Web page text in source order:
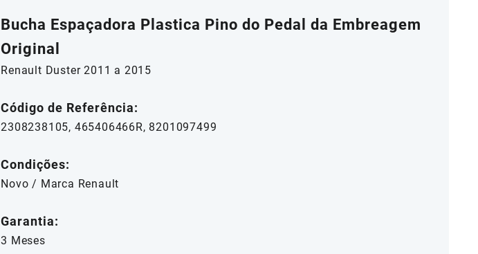
-
quantidade
Bucha Espaçadora Plastica Pino do Pedal da Embreagem
Original
Renault Duster 2011 a 2015
Código de Referência:
2308238105, 465406466R, 8201097499
Condições:
Novo / Marca Renault
Garantia:
3 Meses